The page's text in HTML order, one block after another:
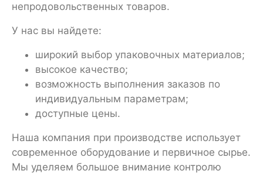
непродовольственных товаров.
У нас вы найдете:
широкий выбор упаковочных материалов;
высокое качество;
возможность выполнения заказов по
индивидуальным параметрам;
доступные цены.
Наша компания при производстве использует
современное оборудование и первичное сырье.
Мы уделяем большое внимание контролю